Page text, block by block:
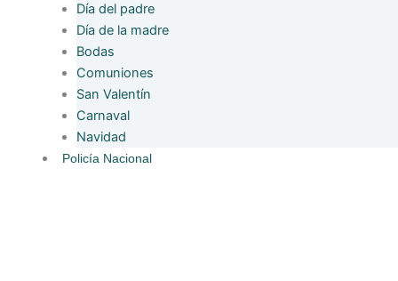
Día del padre
Día de la madre
Bodas
Comuniones
San Valentín
Carnaval
Navidad
Policía Nacional